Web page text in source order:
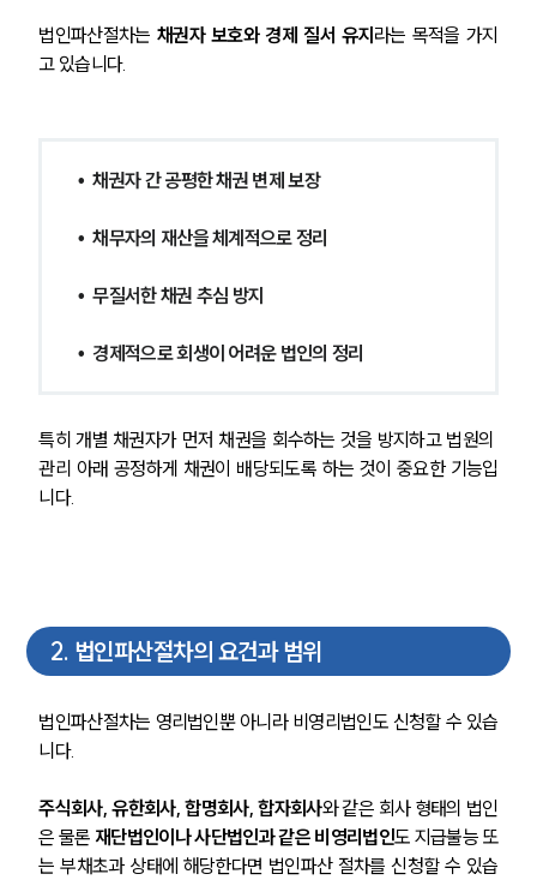
법인파산절차는 채권자 보호와 경제 질서 유지라는 목적을 가지
고 있습니다.
•  채권자 간 공평한 채권 변제 보장
•  채무자의 재산을 체계적으로 정리
•  무질서한 채권 추심 방지
•  경제적으로 회생이 어려운 법인의 정리
특히 개별 채권자가 먼저 채권을 회수하는 것을 방지하고 법원의
관리 아래 공정하게 채권이 배당되도록 하는 것이 중요한 기능입
니다.
2. 법인파산절차의 요건과 범위
법인파산절차는 영리법인뿐 아니라 비영리법인도 신청할 수 있습
니다.
주식회사, 유한회사, 합명회사, 합자회사와 같은 회사 형태의 법인
은 물론 재단법인이나 사단법인과 같은 비영리법인도 지급불능 또
는 부채초과 상태에 해당한다면 법인파산 절차를 신청할 수 있습